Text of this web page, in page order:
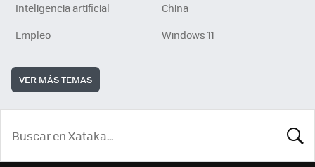
Inteligencia artificial
China
Empleo
Windows 11
VER MÁS TEMAS